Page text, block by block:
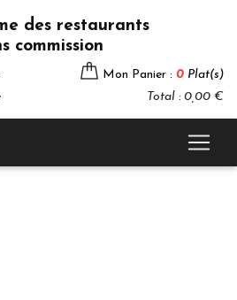
des restaurants
commission
Mon Panier : 0 Plat(s)
Total : 0,00 €